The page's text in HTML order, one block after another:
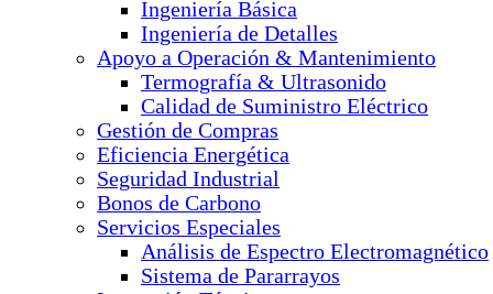
Ingeniería Básica
Ingeniería de Detalles
Apoyo a Operación & Mantenimiento
Termografía & Ultrasonido
Calidad de Suministro Eléctrico
Gestión de Compras
Eficiencia Energética
Seguridad Industrial
Bonos de Carbono
Servicios Especiales
Análisis de Espectro Electromagnético
Sistema de Pararrayos